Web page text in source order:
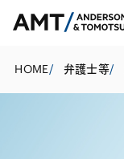
HOME/ 弁護士等/